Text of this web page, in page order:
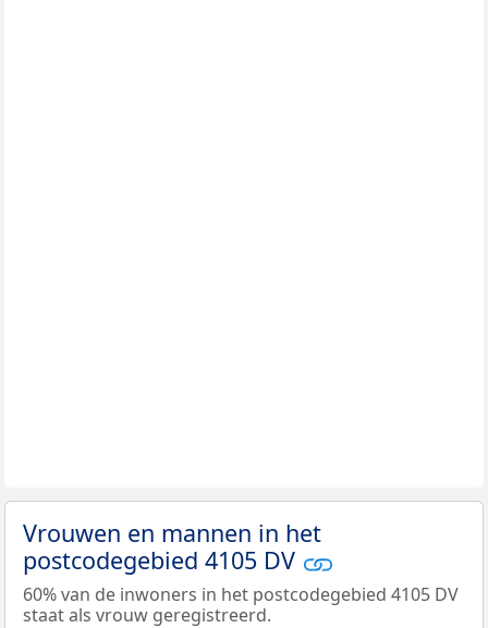
Vrouwen en mannen in het
postcodegebied 4105 DV
60% van de inwoners in het postcodegebied 4105 DV
staat als vrouw geregistreerd.